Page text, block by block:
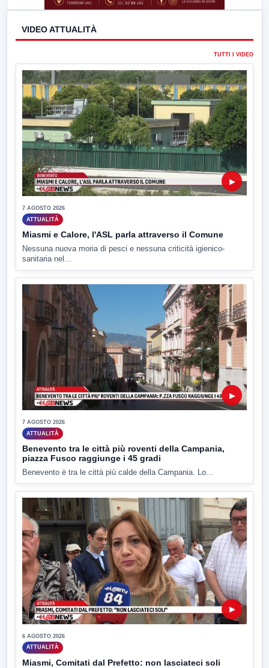
VIDEO ATTUALITÀ
TUTTI I VIDEO
▶
7 AGOSTO 2026
ATTUALITÀ
Miasmi e Calore, l'ASL parla attraverso il Comune
Nessuna nuova moria di pesci e nessuna criticità igienico-
sanitaria nel...
▶
7 AGOSTO 2026
ATTUALITÀ
Benevento tra le città più roventi della Campania,
piazza Fusco raggiunge i 45 gradi
Benevento è tra le città più calde della Campania. Lo...
▶
6 AGOSTO 2026
ATTUALITÀ
Miasmi, Comitati dal Prefetto: non lasciateci soli